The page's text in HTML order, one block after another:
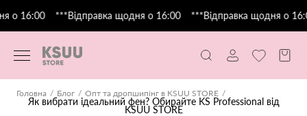
о 16:00 ***Відправка щодня о 16:00 ***Відправка щодня о 16:00
Головна Блог Опт та дропшипінг в KSUU STORE
Як вибрати ідеальний фен? Обирайте KS Professional від
KSUU STORE